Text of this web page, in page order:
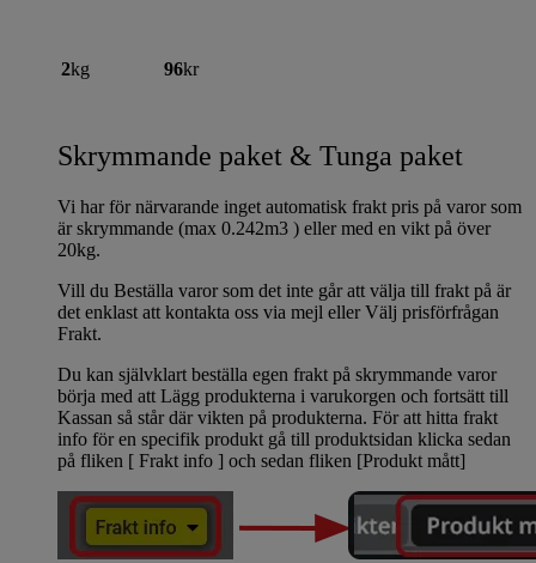
2kg 96kr
Skrymmande paket & Tunga paket
Vi har för närvarande inget automatisk frakt pris på varor som
är skrymmande (max 0.242m3 ) eller med en vikt på över
20kg.
Vill du Beställa varor som det inte går att välja till frakt på är
det enklast att kontakta oss via mejl eller Välj prisförfrågan
Frakt.
Du kan självklart beställa egen frakt på skrymmande varor
börja med att Lägg produkterna i varukorgen och fortsätt till
Kassan så står där vikten på produkterna. För att hitta frakt
info för en specifik produkt gå till produktsidan klicka sedan
på fliken [ Frakt info ] och sedan fliken [Produkt mått]